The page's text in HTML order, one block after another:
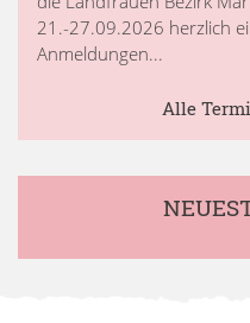
21.-27.09.2026 herzlich
Anmeldungen...
Alle